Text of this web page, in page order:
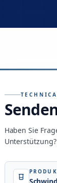
Haben Sie